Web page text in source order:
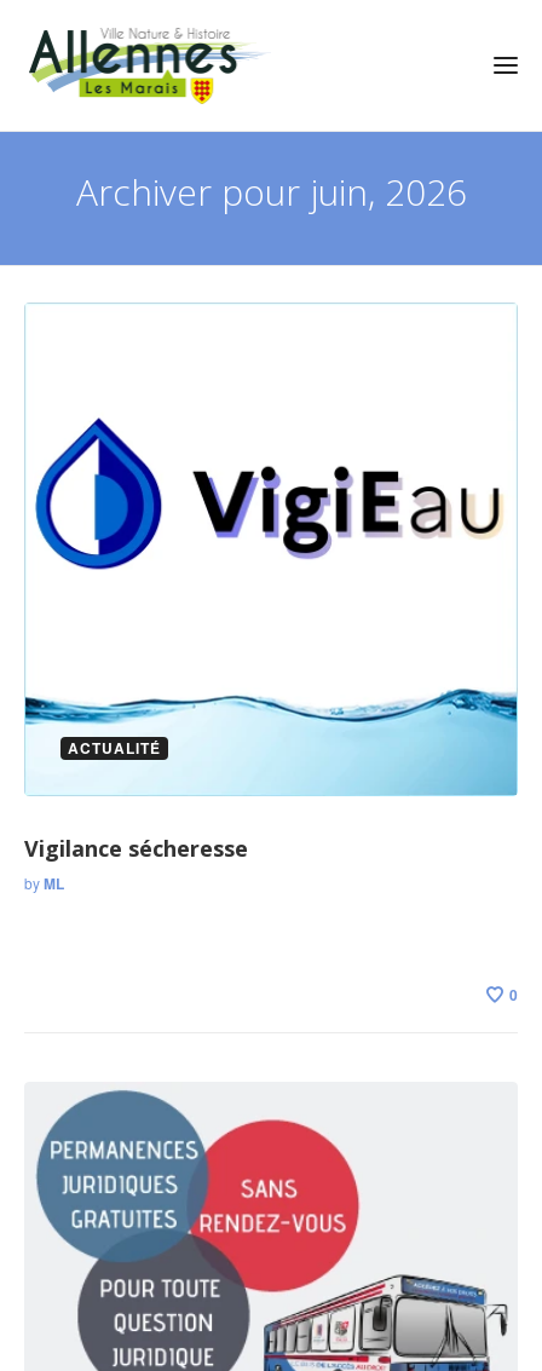
Archiver pour juin, 2026
ACTUALITÉ
Vigilance sécheresse
byML
0